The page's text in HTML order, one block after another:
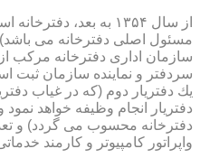
از سال ۱۳۵۴ به بعد،
مسئول اصلی دفترخانه می باشد)
سازمان اداری دفترخانه مركب
سردفتر و نماینده سازمان ثبت
یك دفتریار دوم (كه در غیاب
دفتریار انجام وظیفه خواهد
دفترخانه محسوب می گردد) و
واپراتور كامپیوتر و كارمند